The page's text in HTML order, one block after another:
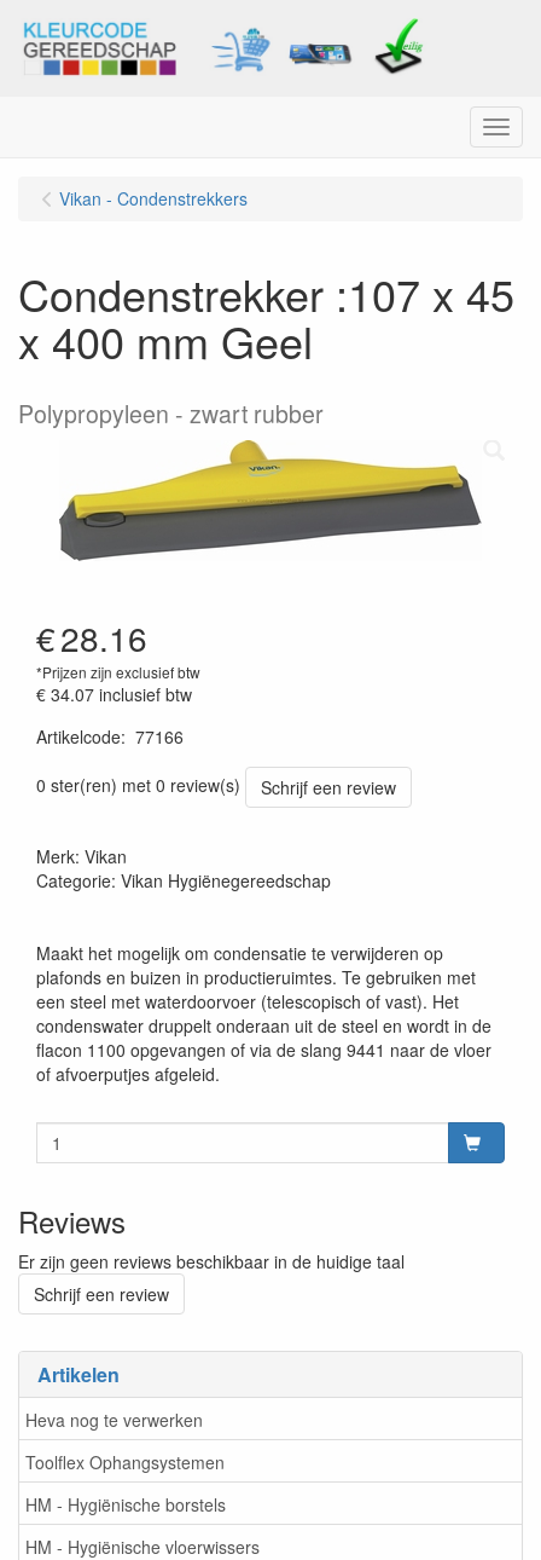
Menu
Artikelen
Heva nog te verwerken
Toolflex Ophangsystemen
HM - Hygiënische borstels
HM - Hygiënische vloerwissers
Vikan - Condenstrekkers
Condenstrekker :107 x 45
x 400 mm Geel
Polypropyleen - zwart rubber
€28.16
*Prijzen zijn exclusief btw
€ 34.07 inclusief btw
Artikelcode: 77166
0 ster(ren) met 0 review(s)
Schrijf een review
Merk: Vikan
Categorie: Vikan Hygiënegereedschap
Maakt het mogelijk om condensatie te verwijderen op
plafonds en buizen in productieruimtes. Te gebruiken met
een steel met waterdoorvoer (telescopisch of vast). Het
condenswater druppelt onderaan uit de steel en wordt in de
flacon 1100 opgevangen of via de slang 9441 naar de vloer
of afvoerputjes afgeleid.
Reviews
Er zijn geen reviews beschikbaar in de huidige taal
Schrijf een review